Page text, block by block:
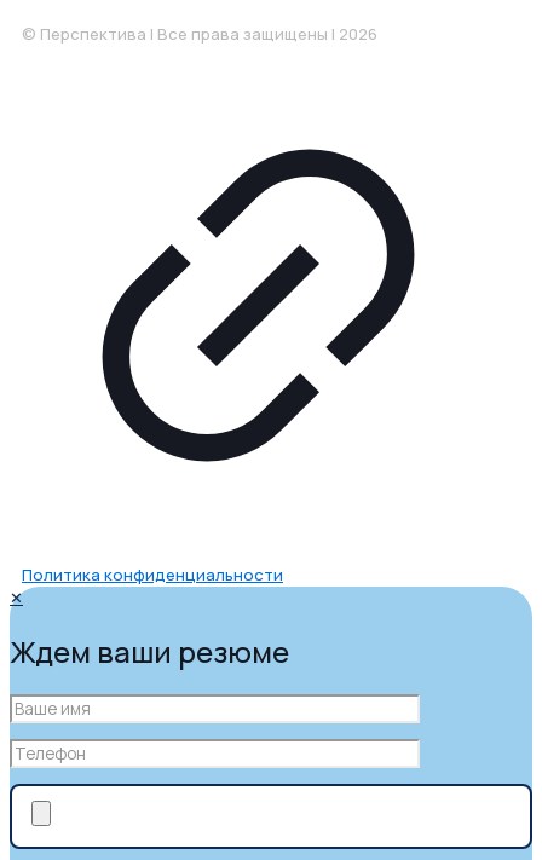
© Перспектива | Все права защищены | 2026
Политика конфиденциальности
✕
Ждем ваши резюме